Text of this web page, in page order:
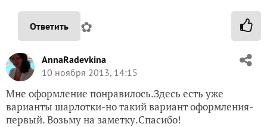
Ответить ✿
AnnaRadevkina
10 ноября 2013, 14:15
Мне оформление понравилось.Здесь есть уже
варианты шарлотки-но такий вариант оформления-
первый. Возьму на заметку.Спасибо!